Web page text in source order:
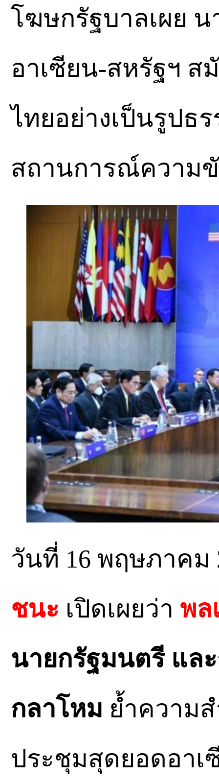
โฆษกรัฐบาลเผย
อาเซียน-สหรัฐฯ ส
ไทยอย่างเป็นรูปธ
สถานการณ์ความ
วันที่ 16 พฤษภาคม
ชนะ เปิดเผยว่า พล
นายกรัฐมนตรี แล
กลาโหม ย้ำความส
ประชุมสุดยอดอาเ